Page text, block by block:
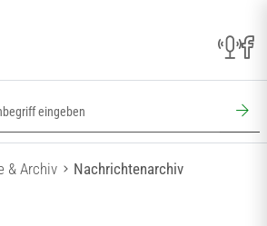
& Archiv Nachrichtenarchiv